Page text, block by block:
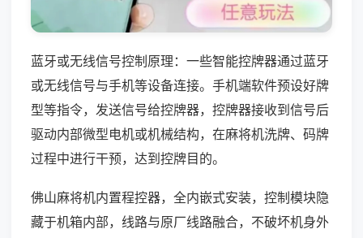
蓝牙或无线信号控制原理：一些智能控牌器通过蓝牙
或无线信号与手机等设备连接。手机端软件预设好牌
型等指令，发送信号给控牌器，控牌器接收到信号后
驱动内部微型电机或机械结构，在麻将机洗牌、码牌
过程中进行干预，达到控牌目的。
佛山麻将机内置程控器，全内嵌式安装，控制模块隐
藏于机箱内部，线路与原厂线路融合，不破坏机身外